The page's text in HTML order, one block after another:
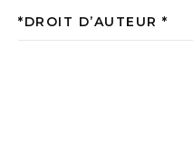
*DROIT D’AUTEUR *